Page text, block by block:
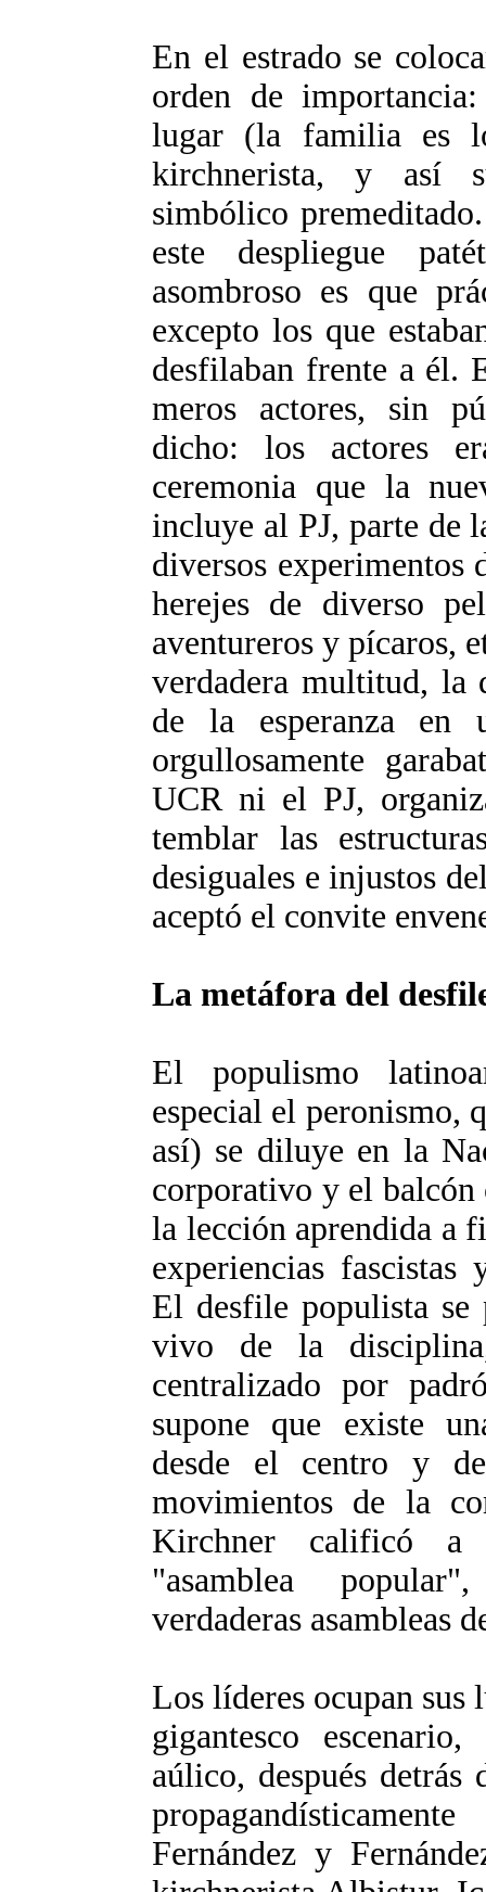
En el estrado se
orden de
lugar (la familia es
kirchnerista, y así
simbólico
este despliegue
asombroso es que
excepto los que
desfilaban frente a él.
meros actores, sin
dicho: los actores
ceremonia que la
incluye al PJ, parte de
diversos experimentos
herejes de diverso
aventureros y pícaros,
verdadera multitud, la
de la esperanza en
orgullosamente
UCR ni el PJ,
temblar las
desiguales e injustos
aceptó el convite
La metáfora del
El populismo
especial el peronismo,
así) se diluye en la
corporativo y el
la lección aprendida a
experiencias fascistas
El desfile populista se
vivo de la
centralizado por
supone que existe
desde el centro y
movimientos de la
Kirchner calificó a
"asamblea
verdaderas asambleas
Los líderes ocupan sus
gigantesco
aúlico, después detrás
Fernández y